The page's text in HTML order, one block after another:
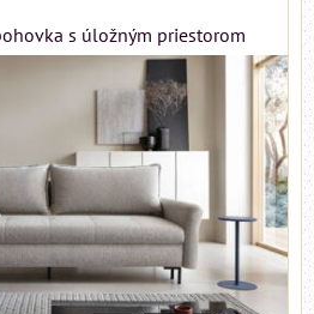
s úložným priestorom